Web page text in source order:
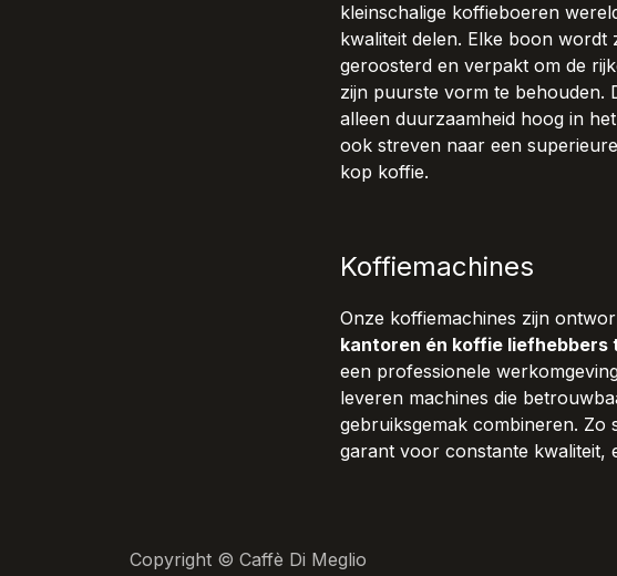
kleinschalige koffieboeren
kwaliteit delen. Elke boon wordt
geroosterd en verpakt om de
zijn puurste vorm te behouden.
alleen duurzaamheid hoog in
ook streven naar een
kop koffie.
Koffiemachines
Onze koffiemachines zijn
kantoren én koffie liefhebbers
een professionele
leveren machines die
gebruiksgemak combineren. Zo
garant voor constante kwaliteit,
Copyright © Caffè Di Meglio